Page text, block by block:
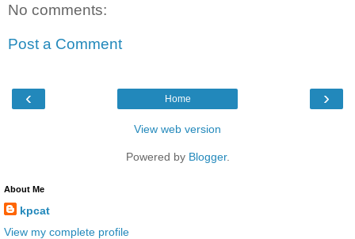
No comments:
Post a Comment
‹ ›
Home
View web version
Powered by Blogger.
About Me
kpcat
View my complete profile